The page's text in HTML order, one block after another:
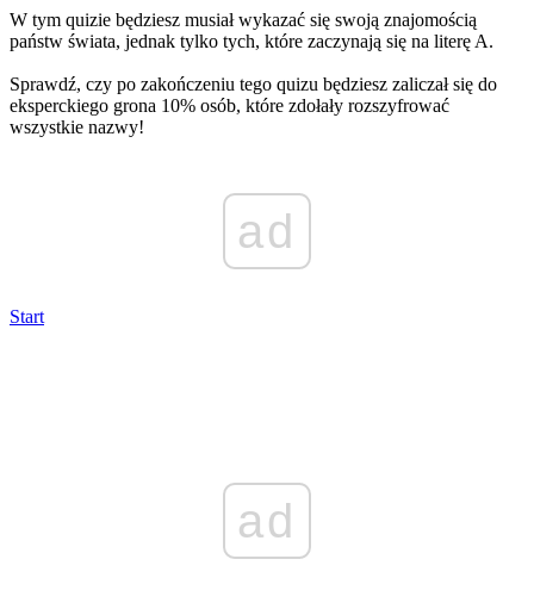
W tym quizie będziesz musiał wykazać się swoją znajomością
państw świata, jednak tylko tych, które zaczynają się na literę A.
Sprawdź, czy po zakończeniu tego quizu będziesz zaliczał się do
eksperckiego grona 10% osób, które zdołały rozszyfrować
wszystkie nazwy!
ad
Start
ad